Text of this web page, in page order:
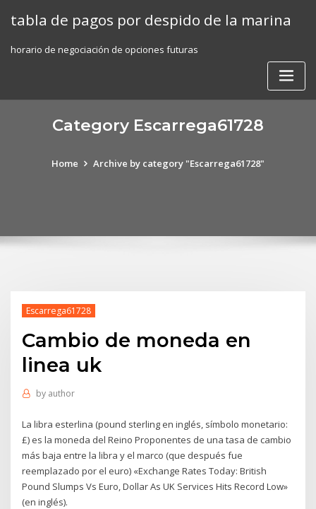
tabla de pagos por despido de la marina
horario de negociación de opciones futuras
Category Escarrega61728
Home Archive by category "Escarrega61728"
Escarrega61728
Cambio de moneda en
linea uk
by author
La libra esterlina (pound sterling en inglés, símbolo monetario:
£) es la moneda del Reino Proponentes de una tasa de cambio
más baja entre la libra y el marco (que después fue
reemplazado por el euro) «Exchange Rates Today: British
Pound Slumps Vs Euro, Dollar As UK Services Hits Record Low»
(en inglés).